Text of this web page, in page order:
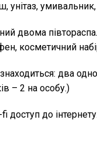
двома
косметичний
два
– 2 на особу.)
до